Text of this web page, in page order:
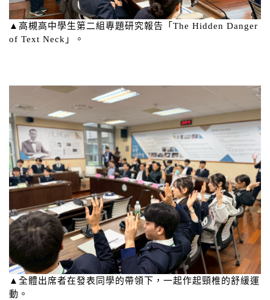
▲高槻高中學生第二組專題研究報告「The Hidden Danger
of Text Neck」。
▲全體出席者在發表同學的帶領下，一起作起頸椎的舒緩運
動。